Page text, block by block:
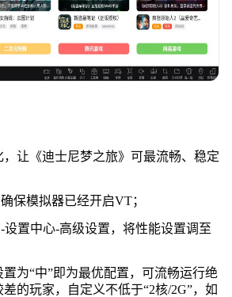
让《迪士尼梦之旅》可最流畅、稳定
保模拟器已经开启VT；
设置中心-高级设置，将性能设置调至
为“中”即为最优配置，可流畅运行绝
的玩家，自定义不低于“2核/2G”，如